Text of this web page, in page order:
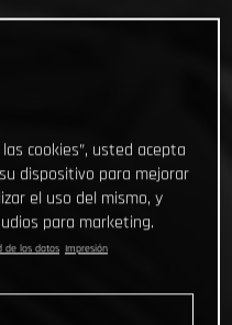
cookies”, usted acepta
dispositivo para mejorar
el uso del mismo, y
para marketing.
de los datos Impresión